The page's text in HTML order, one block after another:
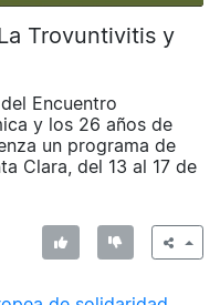
Trovuntivitis y
Encuentro
y los 26 años de
un programa de
Clara, del 13 al 17 de